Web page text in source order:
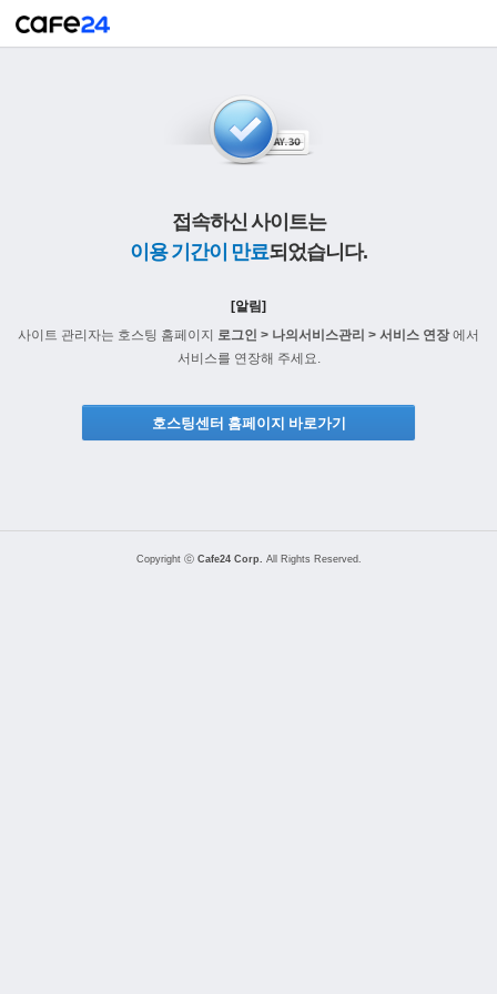
접속하신 사이트는
이용 기간이 만료되었습니다.
[알림]
사이트 관리자는 호스팅 홈페이지 로그인 > 나의서비스관리 > 서비스 연장에서
서비스를 연장해 주세요.
호스팅센터 홈페이지 바로가기
Copyright ⓒ Cafe24 Corp. All Rights Reserved.